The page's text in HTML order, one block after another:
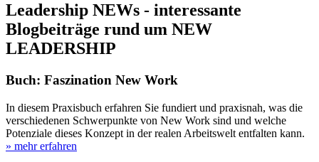
Leadership NEWs - interessante
Blogbeiträge rund um NEW
LEADERSHIP
Buch: Faszination New Work
In diesem Praxisbuch erfahren Sie fundiert und praxisnah, was die
verschiedenen Schwerpunkte von New Work sind und welche
Potenziale dieses Konzept in der realen Arbeitswelt entfalten kann.
» mehr erfahren